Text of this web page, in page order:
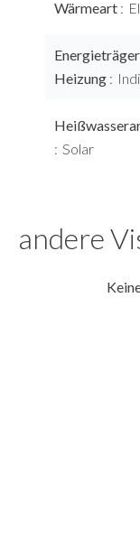
Wärmeart
Heizung
Solar
andere